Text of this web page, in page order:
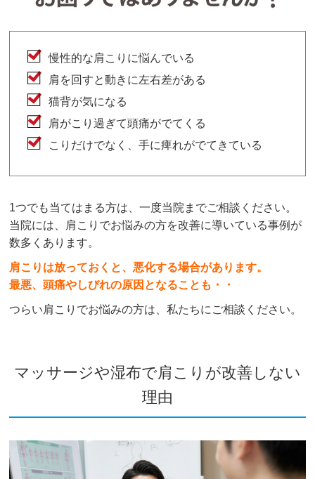
慢性的な肩こりに悩んでいる
肩を回すと動きに左右差がある
猫背が気になる
肩がこり過ぎて頭痛がでてくる
こりだけでなく、手に痺れがでてきている
1つでも当てはまる方は、一度当院までご相談ください。
当院には、肩こりでお悩みの方を改善に導いている事例が
数多くあります。
肩こりは放っておくと、悪化する場合があります。
最悪、頭痛やしびれの原因となることも・・
つらい肩こりでお悩みの方は、私たちにご相談ください。
マッサージや湿布で肩こりが改善しない
理由